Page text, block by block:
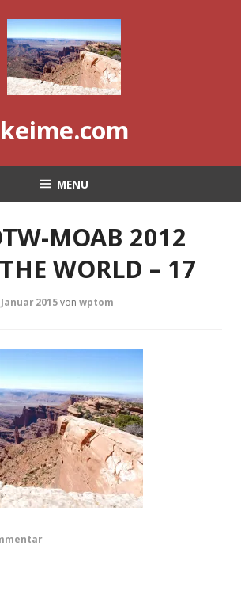
keime.com
MENU
MOAB 2012
WORLD – 17
Januar 2015von wptom